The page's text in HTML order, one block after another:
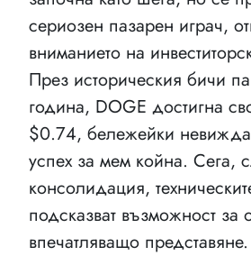
сериозен пазарен играч,
вниманието на
През историческия бичи
година, DOGE достигна
$0.74, бележейки
успех за мем койна. Сега,
консолидация,
подсказват възможност за
впечатляващо представяне.